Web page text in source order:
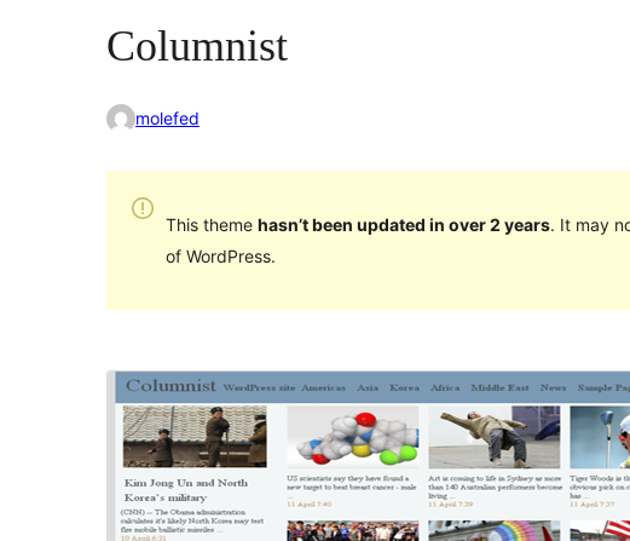
Columnist
molefed
This theme hasn’t been updated in over 2 years. It may
of WordPress.